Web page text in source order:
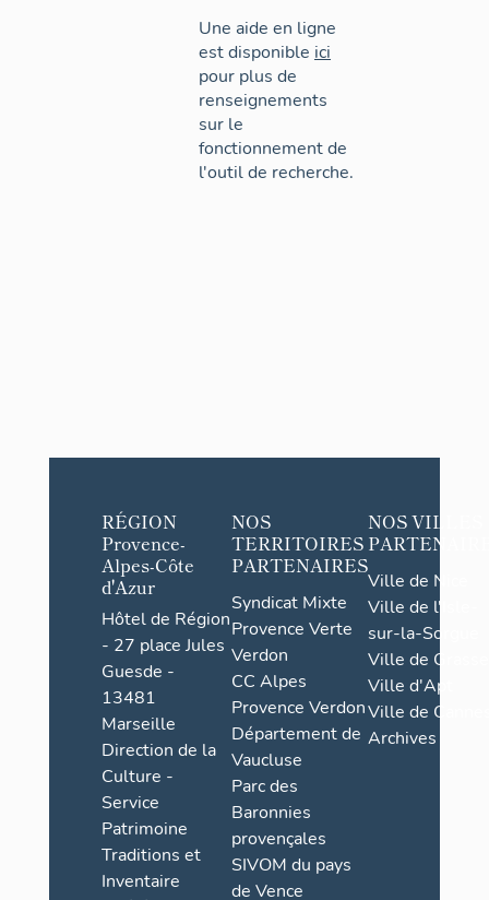
Une aide en ligne
est disponible ici
pour plus de
renseignements
sur le
fonctionnement de
l'outil de recherche.
RÉGION
Provence-
Alpes-Côte
d'Azur
Hôtel de Région
- 27 place Jules
Guesde -
13481
Marseille
Direction de la
Culture -
Service
Patrimoine
Traditions et
Inventaire
NOS
TERRITOIRES
PARTENAIRES
Syndicat Mixte
Provence Verte
Verdon
CC Alpes
Provence Verdon
Département de
Vaucluse
Parc des
Baronnies
provençales
SIVOM du pays
de Vence
NOS VILLES
Ville de Nice
Ville de l'Isle-
sur-la-Sorgue
Ville de Grasse
Ville d'Apt
Ville de
Archives